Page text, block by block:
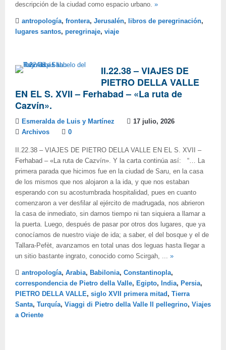
descripción de la ciudad como espacio urbano. »
antropología, frontera, Jerusalén, libros de peregrinación,
lugares santos, peregrinaje, viaje
II.22.38 – VIAJES DE
PIETRO DELLA VALLE
EN EL S. XVII – Ferhabad – «La ruta de
Cazvín».
Esmeralda de Luis y Martínez
17 julio, 2026
Archivos
0
II.22.38 – VIAJES DE PIETRO DELLA VALLE EN EL S. XVII –
Ferhabad – «La ruta de Cazvín». Y la carta continúa así: “… La
primera parada que hicimos fue en la ciudad de Saru, en la casa
de los mismos que nos alojaron a la ida, y que nos estaban
esperando con su acostumbrada hospitalidad, pues en cuanto
comenzaron a ver desfilar al ejército de madrugada, nos abrieron
la casa de inmediato, sin darnos tiempo ni tan siquiera a llamar a
la puerta. Luego, después de pasar por otros dos lugares, que ya
conocíamos de nuestro viaje de ida; a saber, el del bosque y el de
Tallara-Pefèt, avanzamos en total unas dos leguas hasta llegar a
un sitio bastante ingrato, conocido como Scirgah, ... »
antropología, Arabia, Babilonia, Constantinopla,
correspondencia de Pietro della Valle, Egipto, India, Persia,
PIETRO DELLA VALLE, siglo XVII primera mitad , Tierra
Santa, Turquía, Viaggi di Pietro della Valle Il pellegrino, Viajes
a Oriente